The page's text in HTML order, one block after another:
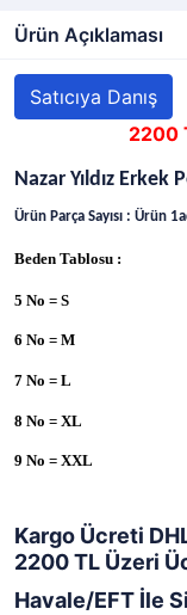
Ürün Açıklaması
Satıcıya Danış
2200
Nazar Yıldız
Ürün Parça Sayısı : Ürün
Beden Tablosu :
5 No = S
6 No = M
7 No = L
8 No = XL
9 No = XXL
Kargo Ücreti
2200 TL Üzeri
Havale/EFT İle